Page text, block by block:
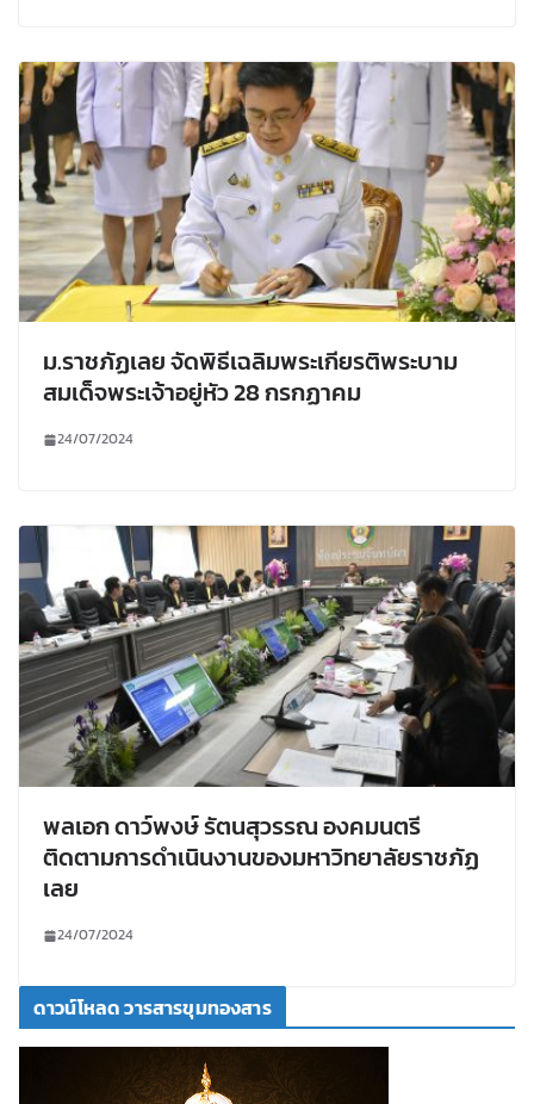
ม.ราชภัฏเลย จัดพิธีเฉลิมพระเกียรติพระบาม
สมเด็จพระเจ้าอยู่หัว 28 กรกฏาคม
24/07/2024
พลเอก ดาว์พงษ์ รัตนสุวรรณ องคมนตรี
ติดตามการดำเนินงานของมหาวิทยาลัยราชภัฏ
เลย
24/07/2024
ดาวน์โหลด วารสารขุมทองสาร